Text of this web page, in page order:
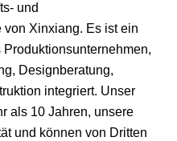
und
Xinxiang. Es ist ein
Designberatung,
integriert. Unser
als 10 Jahren, unsere
und können von Dritten